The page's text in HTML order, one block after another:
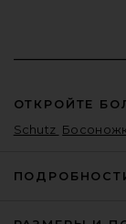
ОТКРОЙТЕ
Schutz